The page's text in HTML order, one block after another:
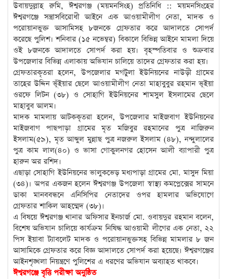
উবায়দুল্লাহ রুমি, ঈশ্বরগঞ্জ (ময়মনসিংহ) প্রতিনিধি :: ময়মনসিংহের
ঈশ্বরগঞ্জে সন্ত্রাসবিরোধী আইনে এক আওয়ামীলীগ নেতা, মাদক ও
পরোয়ানভুক্ত আসামিসহ ৮জনকে গ্রেফতার করে আদালতে সোপর্দ
করেছে পুলিশ। শনিবার (১৫ নভেম্বর) বিকালে বিভিন্ন আইনে মামলা দিয়ে
ওই ৮জনকে আদালতে সোপর্দ করা হয়। বৃহস্পতিবার ও শুক্রবার
উপজেলার বিভিন্ন এলাকায় অভিযান চালিয়ে তাদের গ্রেফতার করা হয়।
গ্রেফতারকৃতরা হলেন, উপজেলার মগটুলা ইউনিয়নের নাউড়ী গ্রামের
তাহের উদ্দিন ভূঁইয়ার ছেলে আওয়ামীলীগ নেতা মাহাবুবুর রহমান ভূইয়া
ওরফে লিটন (৩৮) ও সোহাগি ইউনিয়নের শামসুল ইসলামের ছেলে
মাহাবুব আলম।
মাদক মামলায় আটককৃতরা হলেন, উপজেলার মাইজবাগ ইউনিয়নের
মাইজবাগ পাছপাড়া গ্রামের মৃত মজিবুর রহমানের পুত্র নাজিরুন
ইসলাম(৫৯), মৃত আব্দুল মুন্নাছ পুত্র নজরুল ইসলাম (৪৮), নন্দুলালের
পুত্র কাম লাল(৪০) ও ভাসা গোকুলনগর হোসেন আলী ব্যাপারী পুত্র
হারুন অর রশিদ।
এছাড়া সোহাগি ইউনিয়নের ভালুকভেড় মধ্যপাড়া গ্রামের মো. মাসুদ মিয়া
(৩৪)। অপর একজন হলেন ঈশ্বরগঞ্জ উপজেলা স্বাস্থ্য কমপ্লেক্সের সামনে
ডাকা মানববন্ধনে এনিসিপির নেতাদের ওপর হামলার অভিযোগে
গ্রেফতার শাকিল আহম্মেদ (৩৮)।
এ বিষয়ে ঈশ্বরগঞ্জ থানার অফিসার ইনচার্জ মো. ওবায়দুর রহমান বলেন,
বিশেষ অভিযান চালিয়ে কার্যক্রম নিষিদ্ধ আওয়ামী লীগের এক নেতা, ২২
পিস ইয়াবা ট্যাবলেট মাদক ও পরোয়ানভুক্তসহ বিভিন্ন মামলার ৮ জন
আসামিকে গ্রেফতার করে বিজ্ঞ আদালতে সোপর্দ করা হয়েছে। ঈশ্বরগঞ্জের
আইনশৃঙ্খলা নিয়ন্ত্রণে পুলিশের এ ধরণের অভিযান অব্যাহত থাকবে।
ঈশ্বরগঞ্জে বৃত্তি পরীক্ষা অনুষ্ঠিত